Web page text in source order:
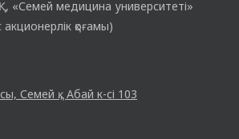
«Семей медицина университеті»
қоғамы)
Семей қ., Абай к-сі 103